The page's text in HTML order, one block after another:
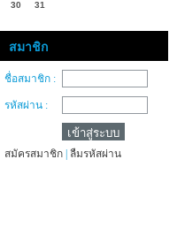
30
31
สมาชิก
ชื่อสมาชิก :
รหัสผ่าน :
สมัครสมาชิก ลืมรหัสผ่าน